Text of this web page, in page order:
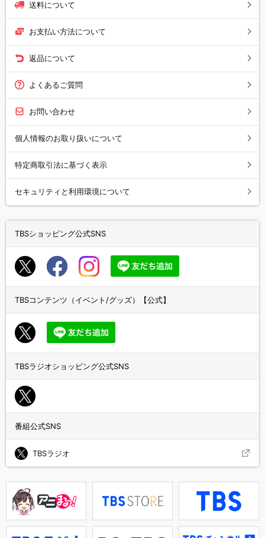
送料について
お支払い方法について
返品について
よくあるご質問
お問い合わせ
個人情報のお取り扱いについて
特定商取引法に基づく表示
セキュリティと利用環境について
TBSショッピング公式SNS
TBSコンテンツ（イベント/グッズ）【公式】
TBSラジオショッピング公式SNS
番組公式SNS
TBSラジオ